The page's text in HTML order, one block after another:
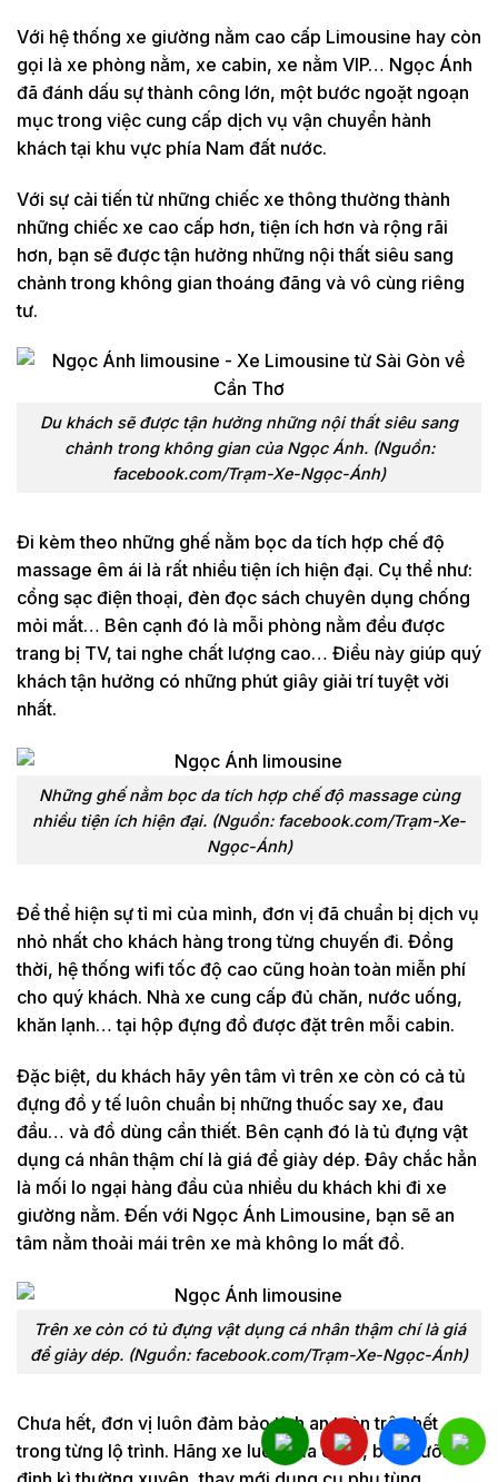
Với hệ thống xe giường nằm cao cấp Limousine hay còn
gọi là xe phòng nằm, xe cabin, xe nằm VIP… Ngọc Ánh
đã đánh dấu sự thành công lớn, một bước ngoặt ngoạn
mục trong việc cung cấp dịch vụ vận chuyển hành
khách tại khu vực phía Nam đất nước.
Với sự cải tiến từ những chiếc xe thông thường thành
những chiếc xe cao cấp hơn, tiện ích hơn và rộng rãi
hơn, bạn sẽ được tận hưởng những nội thất siêu sang
chảnh trong không gian thoáng đãng và vô cùng riêng
tư.
Du khách sẽ được tận hưởng những nội thất siêu sang
chảnh trong không gian của Ngọc Ánh. (Nguồn:
facebook.com/Trạm-Xe-Ngọc-Ánh)
Đi kèm theo những ghế nằm bọc da tích hợp chế độ
massage êm ái là rất nhiều tiện ích hiện đại. Cụ thể như:
cổng sạc điện thoại, đèn đọc sách chuyên dụng chống
mỏi mắt… Bên cạnh đó là mỗi phòng nằm đều được
trang bị TV, tai nghe chất lượng cao… Điều này giúp quý
khách tận hưởng có những phút giây giải trí tuyệt vời
nhất.
Những ghế nằm bọc da tích hợp chế độ massage cùng
nhiều tiện ích hiện đại. (Nguồn: facebook.com/Trạm-Xe-
Ngọc-Ánh)
Để thể hiện sự tỉ mỉ của mình, đơn vị đã chuẩn bị dịch vụ
nhỏ nhất cho khách hàng trong từng chuyến đi. Đồng
thời, hệ thống wifi tốc độ cao cũng hoàn toàn miễn phí
cho quý khách. Nhà xe cung cấp đủ chăn, nước uống,
khăn lạnh… tại hộp đựng đồ được đặt trên mỗi cabin.
Đặc biệt, du khách hãy yên tâm vì trên xe còn có cả tủ
đựng đồ y tế luôn chuẩn bị những thuốc say xe, đau
đầu… và đồ dùng cần thiết. Bên cạnh đó là tủ đựng vật
dụng cá nhân thậm chí là giá để giày dép. Đây chắc hẳn
là mối lo ngại hàng đầu của nhiều du khách khi đi xe
giường nằm. Đến với Ngọc Ánh Limousine, bạn sẽ an
tâm nằm thoải mái trên xe mà không lo mất đồ.
Trên xe còn có tủ đựng vật dụng cá nhân thậm chí là giá
để giày dép. (Nguồn: facebook.com/Trạm-Xe-Ngọc-Ánh)
Chưa hết, đơn vị luôn đảm bảo tính an toàn trên hết
trong từng lộ trình. Hãng xe luôn sửa chữa, bảo dưỡng